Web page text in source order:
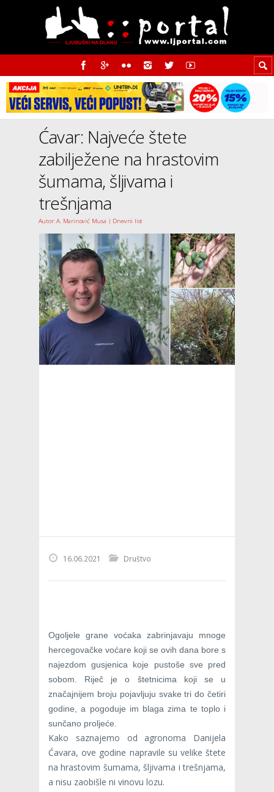
Ćavar: Najveće štete
zabilježene na hrastovim
šumama, šljivama i
trešnjama
Autor: A. Marinović Musa | Dnevni list
16.06.2021 Društvo
Ogoljele grane voćaka zabrinjavaju mnoge
hercegovačke voćare koji se ovih dana bore s
najezdom gusjenica koje pustoše sve pred
sobom. Riječ je o štetnicima koji se u
značajnijem broju pojavljuju svake tri do četiri
godine, a pogoduje im blaga zima te toplo i
sunčano proljeće.
Kako saznajemo od agronoma Danijela
Ćavara, ove godine napravile su velike štete
na hrastovim šumama, šljivama i trešnjama,
a nisu zaobišle ni vinovu lozu.